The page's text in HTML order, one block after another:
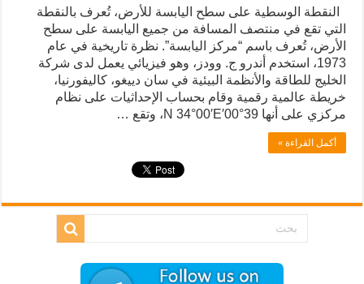
النقطة الوسطية على سطح اليابسة للأرض، تُعرف بالنقطة
التي تقع في منتصف المسافة من جميع اليابسة على سطح
الأرض، تُعرف باسم “مركز اليابسة”. نظرة تاريخية في عام
1973، استخدم أندرو ج. وودز، وهو فيزيائي يعمل لدى شركة
الخليج للطاقة والأنظمة البيئية في سان دييغو، كاليفورنيا،
خريطة عالمية رقمية وقام بحساب الإحداثيات على نظام
مركزي على أنها 39°00′N 34°00′E، وتقع …
أكمل القراءة »